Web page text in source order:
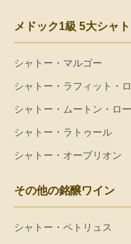
メドック1級 5大シャ
シャトー・マルゴー
シャトー・ラフィット・
シャトー・ムートン・ロ
シャトー・ラトゥール
シャトー・オーブリオン
その他の銘醸ワイン
シャトー・ペトリュス